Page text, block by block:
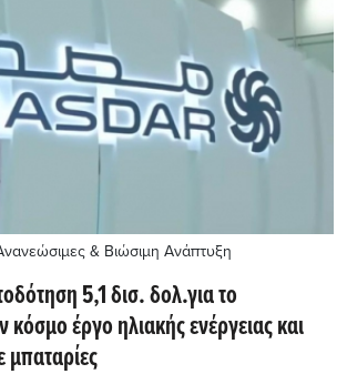
& Βιώσιμη Ανάπτυξη
5,1 δισ. δολ.για το
κόσμο έργο ηλιακής ενέργειας και